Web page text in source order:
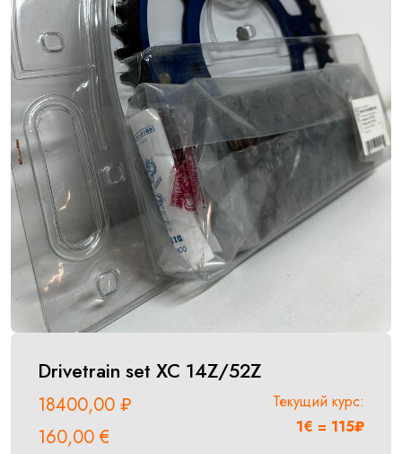
Drivetrain set XC 14Z/52Z
18400,00 ₽
160,00€
Текущий курс:
1€ = 115₽